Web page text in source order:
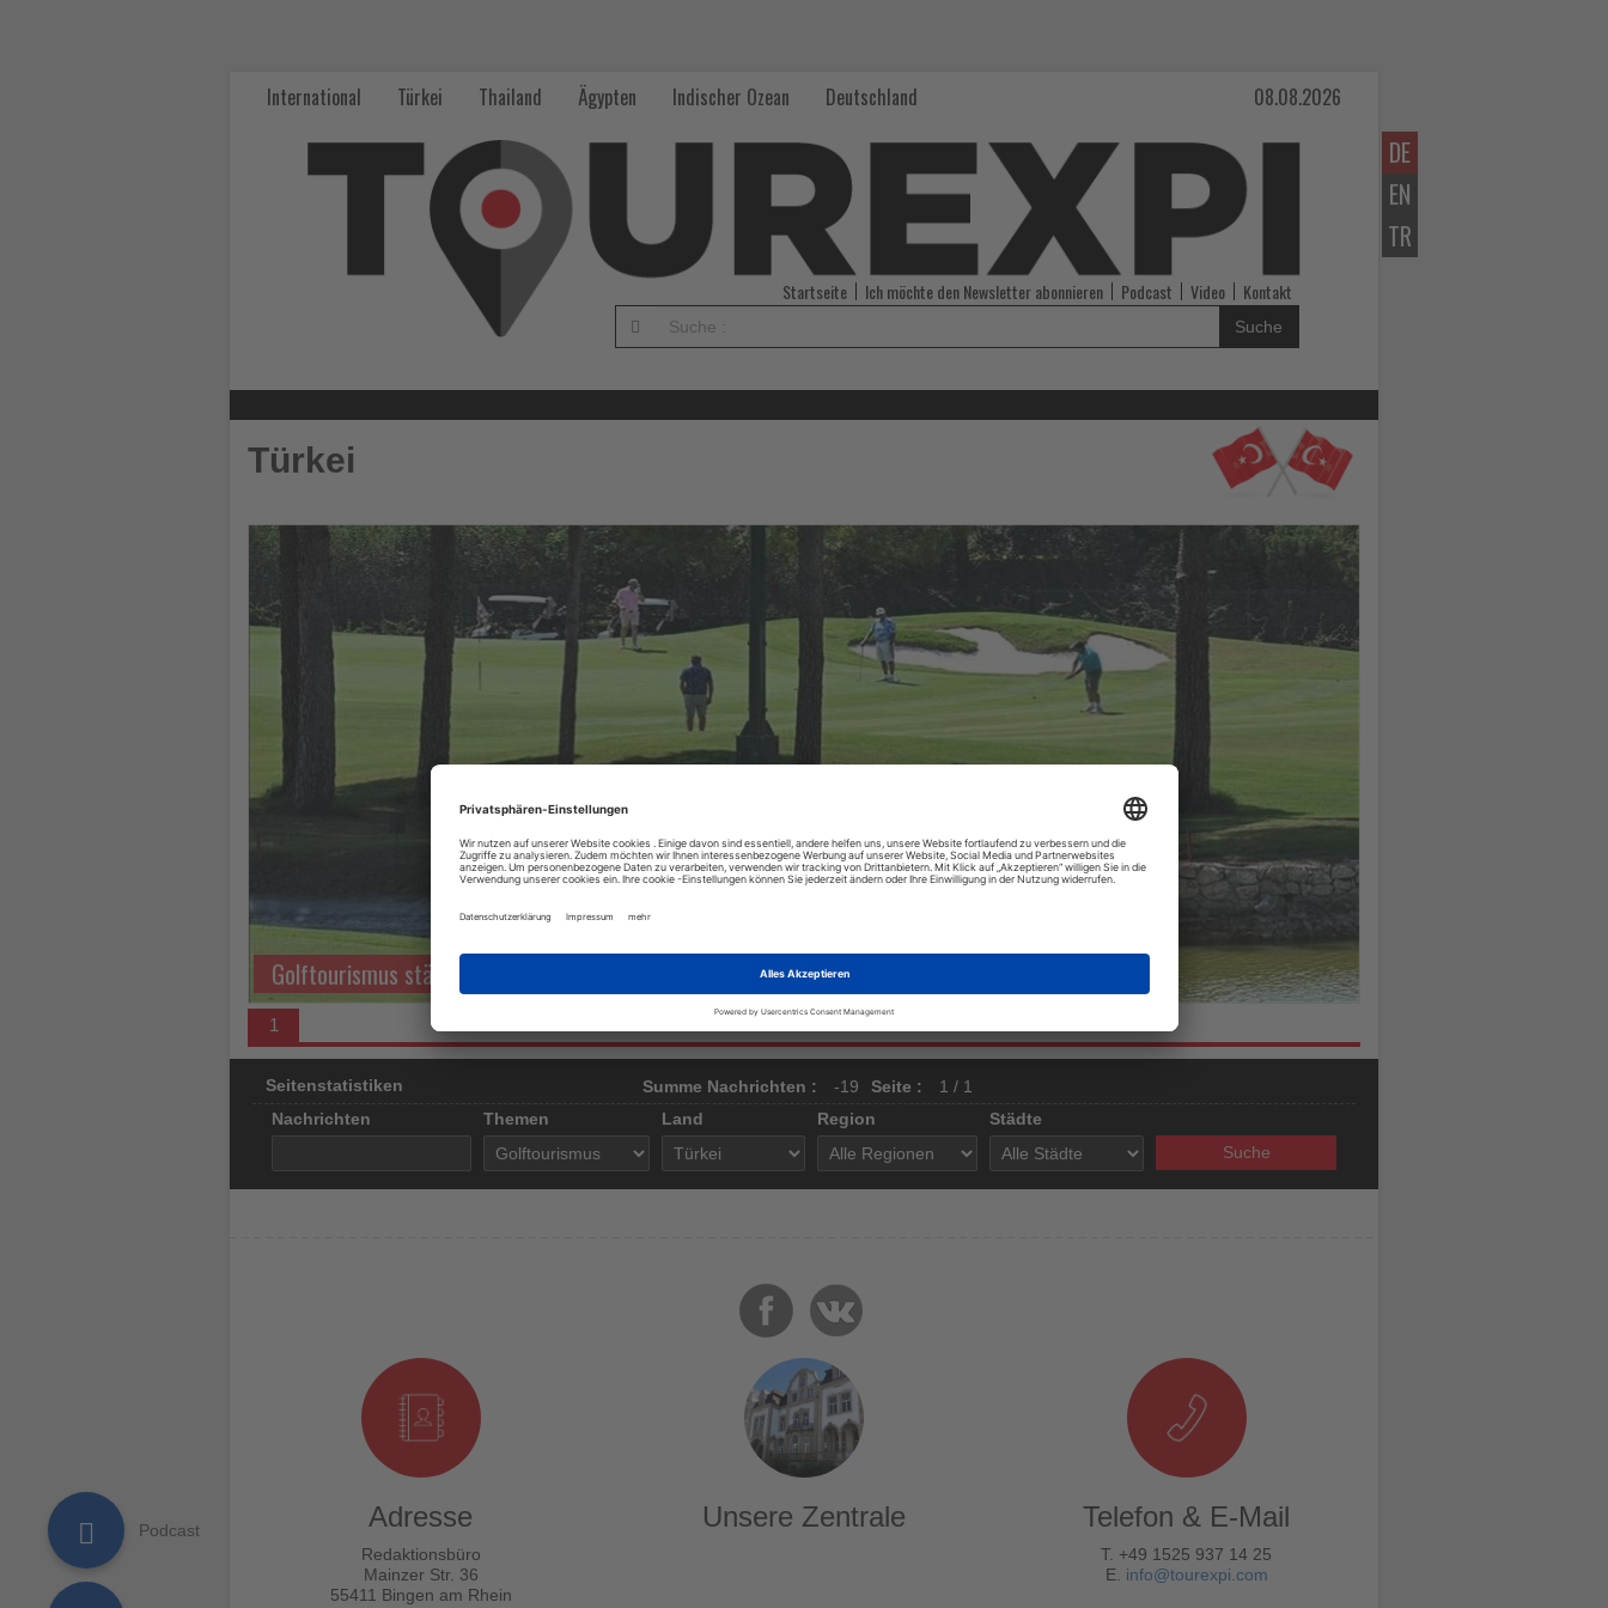
DE
EN
TR
International Türkei Thailand Ägypten Indischer Ozean Deutschland 08.08.2026
Startseite Ich möchte den Newsletter abonnieren Podcast Video Kontakt
Suche
Türkei
Golftourismus stärkt Antalya als Ganzjahresdestination TR
1
Seitenstatistiken Summe Nachrichten : -19 Seite :
1 / 1
Nachrichten
Themen Land Region
Städte
Suche
Adresse
Redaktionsbüro
Mainzer Str. 36
55411 Bingen am Rhein
Unsere Zentrale Telefon & E-Mail
T. +49 1525 937 14 25
E. info@tourexpi.com